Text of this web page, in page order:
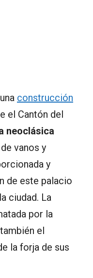
construcción
el Cantón del
neoclásica
vanos y
y
de este palacio
ciudad. La
por la
el
la forja de sus